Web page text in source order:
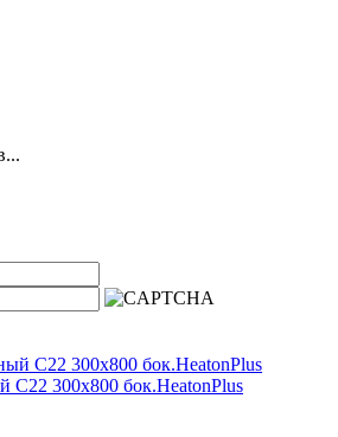
С22 300х800 бок.HeatonPlus